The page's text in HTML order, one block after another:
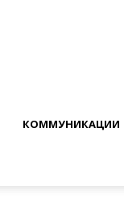
КОММУНИКАЦИИ